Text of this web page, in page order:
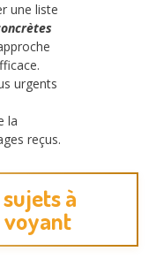
une liste
urgents
la
reçus.
à
voyant